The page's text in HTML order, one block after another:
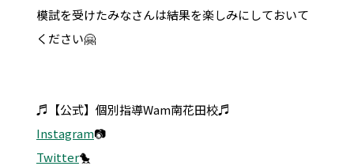
模試を受けたみなさんは結果を楽しみにしておいて
ください🤗
♬【公式】個別指導Wam南花田校♬
Instagram📷
Twitter🐤